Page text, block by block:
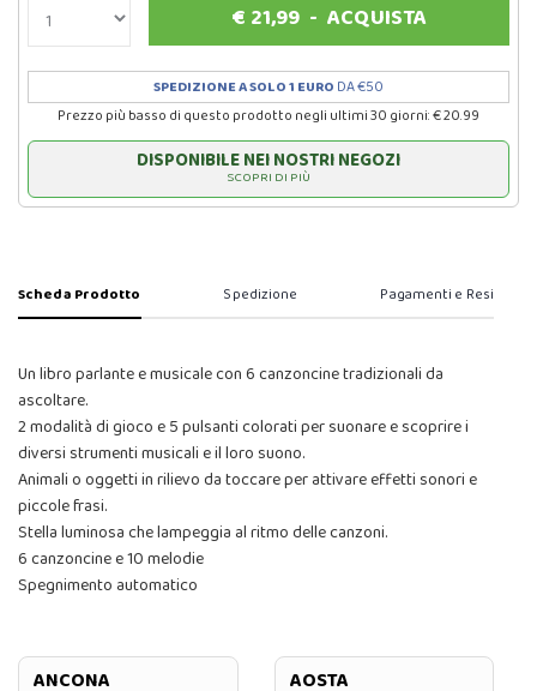
€ 21,99- ACQUISTA
SPEDIZIONE A SOLO 1 EURO DA €50
Prezzo più basso di questo prodotto negli ultimi 30 giorni: € 20.99
DISPONIBILE NEI NOSTRI NEGOZI
SCOPRI DI PIÙ
Scheda Prodotto Spedizione Pagamenti e Resi
Un libro parlante e musicale con 6 canzoncine tradizionali da
ascoltare.
2 modalità di gioco e 5 pulsanti colorati per suonare e scoprire i
diversi strumenti musicali e il loro suono.
Animali o oggetti in rilievo da toccare per attivare effetti sonori e
piccole frasi.
Stella luminosa che lampeggia al ritmo delle canzoni.
6 canzoncine e 10 melodie
Spegnimento automatico
ANCONA AOSTA